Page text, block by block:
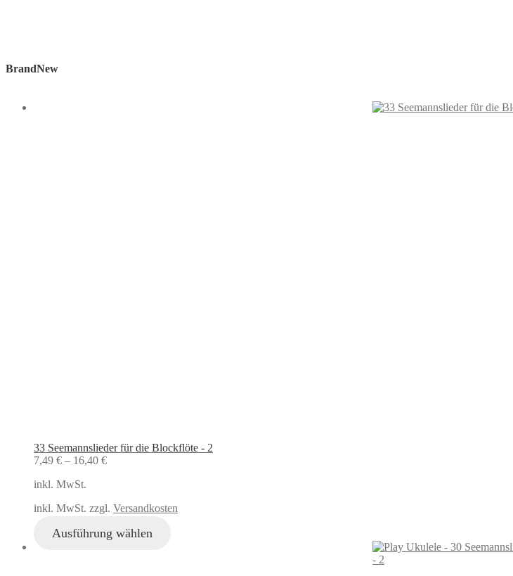
BrandNew
33 Seemannslieder für die Blockflöte - 2
7,49 € – 16,40 €
inkl. MwSt.
inkl. MwSt. zzgl. Versandkosten
Ausführung wählen